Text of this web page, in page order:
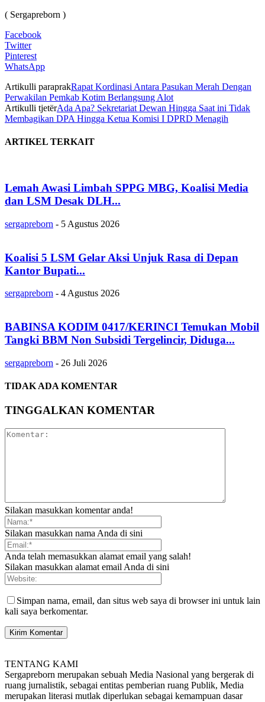
( Sergapreborn )
Facebook
Twitter
Pinterest
WhatsApp
Artikulli paraprakRapat Kordinasi Antara Pasukan Merah Dengan
Perwakilan Pemkab Kotim Berlangsung Alot
Artikulli tjetërAda Apa? Sekretariat Dewan Hingga Saat ini Tidak
Membagikan DPA Hingga Ketua Komisi I DPRD Menagih
ARTIKEL TERKAIT
Lemah Awasi Limbah SPPG MBG, Koalisi Media
dan LSM Desak DLH...
sergapreborn - 5 Agustus 2026
Koalisi 5 LSM Gelar Aksi Unjuk Rasa di Depan
Kantor Bupati...
sergapreborn - 4 Agustus 2026
BABINSA KODIM 0417/KERINCI Temukan Mobil
Tangki BBM Non Subsidi Tergelincir, Diduga...
sergapreborn - 26 Juli 2026
TIDAK ADA KOMENTAR
TINGGALKAN KOMENTAR
Silakan masukkan komentar anda!
Silakan masukkan nama Anda di sini
Anda telah memasukkan alamat email yang salah!
Silakan masukkan alamat email Anda di sini
Simpan nama, email, dan situs web saya di browser ini untuk lain
kali saya berkomentar.
TENTANG KAMI
Sergapreborn merupakan sebuah Media Nasional yang bergerak di
ruang jurnalistik, sebagai entitas pemberian ruang Publik, Media
merupakan literasi mutlak diperlukan sebagai kemampuan dasar